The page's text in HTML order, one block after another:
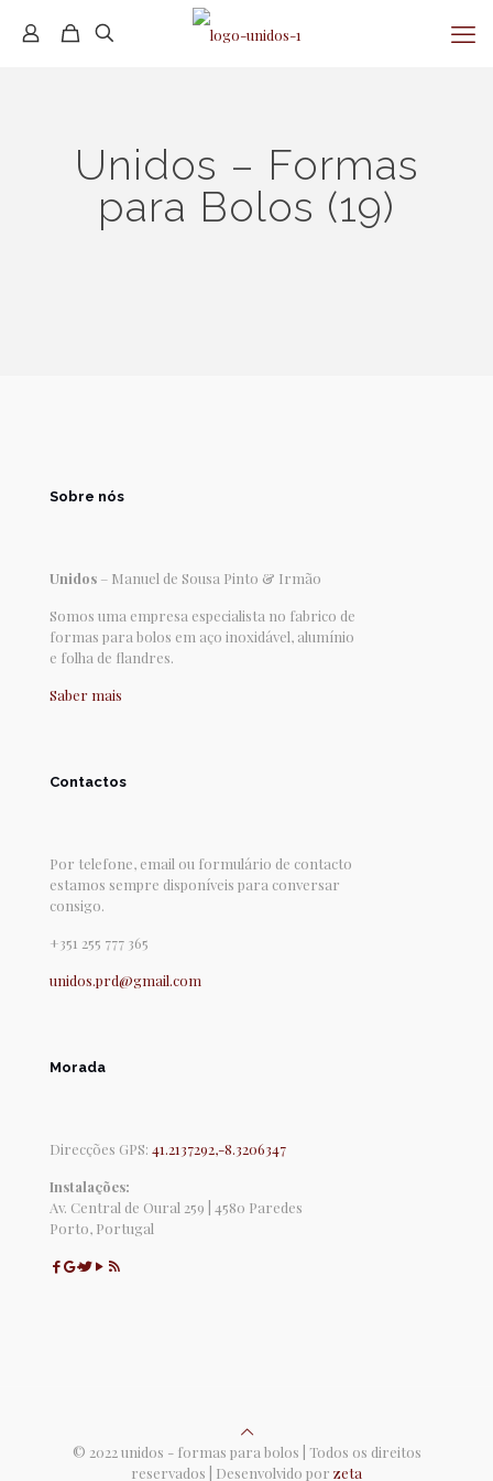
Unidos – Formas
para Bolos (19)
Sobre nós
Unidos – Manuel de Sousa Pinto & Irmão
Somos uma empresa especialista no fabrico de
formas para bolos em aço inoxidável, alumínio
e folha de flandres.
Saber mais
Contactos
Por telefone, email ou formulário de contacto
estamos sempre disponíveis para conversar
consigo.
+351 255 777 365
unidos.prd@gmail.com
Morada
Direcções GPS: 41.2137292,-8.3206347
Instalações:
Av. Central de Oural 259 | 4580 Paredes
Porto, Portugal
© 2022 unidos - formas para bolos | Todos os direitos
reservados | Desenvolvido por zeta